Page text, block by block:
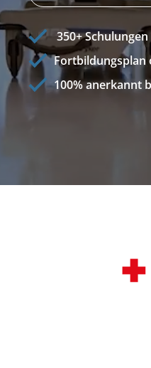
350+
Fortbildungsplan
100% anerkannt